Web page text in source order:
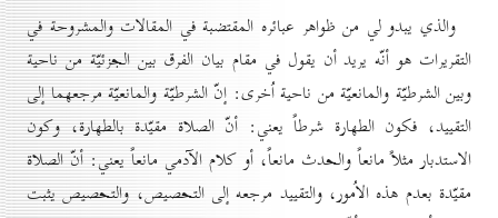
والذي يبدو لي من ظواهر عبائره المقتضبة في المقالات والمشروحة في
التقريرات هو أنّه يريد أن يقول في مقام بيان الفرق بين الجزئيّة من ناحية
وبين الشرطيّة والمانعيّة من ناحية اُخرى: إنّ الشرطيّة والمانعيّة مرجعهما إلى
التقييد، فكون الطهارة شرطاً يعني: أنّ الصلاة مقيّدة بالطهارة، وكون
الاستدبار مثلاً مانعاً والحدث مانعاً، أو كلام الآدمي مانعاً يعني: أنّ الصلاة
مقيّدة بعدم هذه الاُمور، والتقييد مرجعه إلى التحصيص، والتحصيص يثبت